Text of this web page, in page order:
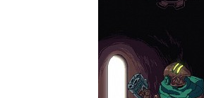
Strike Buster